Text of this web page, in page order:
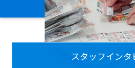
スタッフインタ